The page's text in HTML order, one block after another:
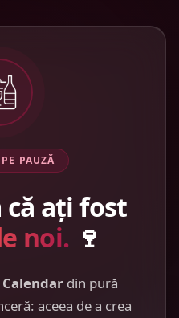
PAUZĂ
ați fost
noi. 🍷
din pură
aceea de a crea